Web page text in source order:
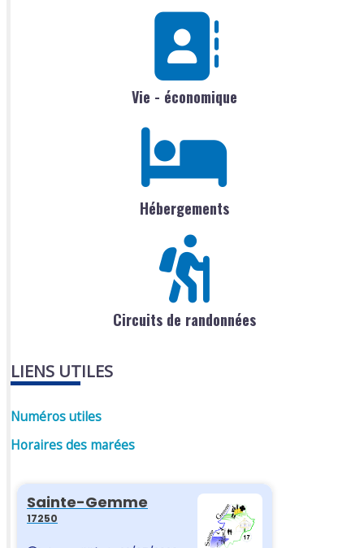
Vie - économique
Hébergements
Circuits de randonnées
LIENS UTILES
Numéros utiles
Horaires des marées